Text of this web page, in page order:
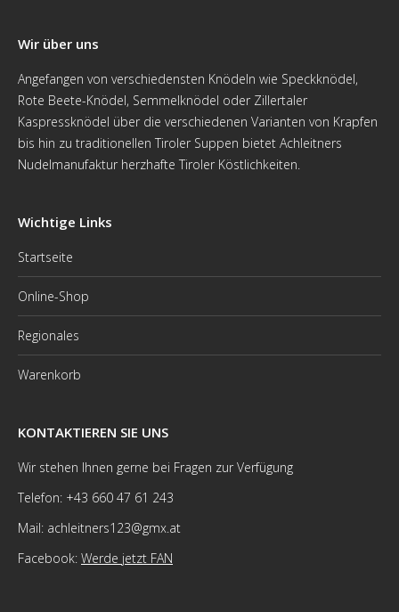
Wir über uns
Angefangen von verschiedensten Knödeln wie Speckknödel,
Rote Beete-Knödel, Semmelknödel oder Zillertaler
Kaspressknödel über die verschiedenen Varianten von Krapfen
bis hin zu traditionellen Tiroler Suppen bietet Achleitners
Nudelmanufaktur herzhafte Tiroler Köstlichkeiten.
Wichtige Links
Startseite
Online-Shop
Regionales
Warenkorb
KONTAKTIEREN SIE UNS
Wir stehen Ihnen gerne bei Fragen zur Verfügung
Telefon: +43 660 47 61 243
Mail: achleitners123@gmx.at
Facebook: Werde jetzt FAN